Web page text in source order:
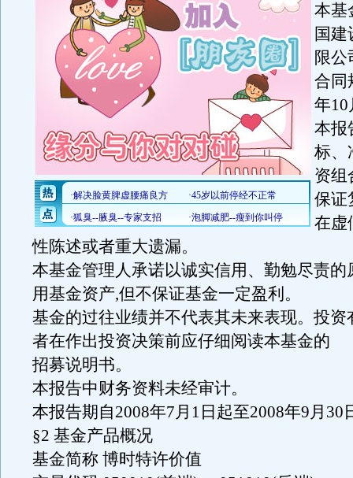
本基
国
限公
合同
年10
本报
标、
资组
保证
在虚
性陈述或者重大遗漏。
本基金管理人承诺以诚实信用、勤勉尽责的
用基金资产,但不保证基金一定盈利。
基金的过往业绩并不代表其未来表现。投资
者在作出投资决策前应仔细阅读本基金的
招募说明书。
本报告中财务资料未经审计。
本报告期自2008年7月1日起至2008年9月30
§2 基金产品概况
基金简称 博时特许价值